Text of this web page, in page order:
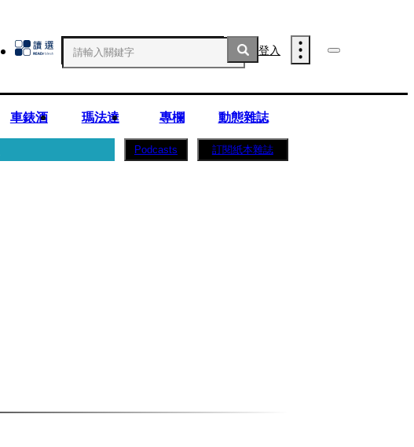
登入
車錶酒 瑪法達 專欄
動態雜誌
Podcasts 訂閱紙本雜誌